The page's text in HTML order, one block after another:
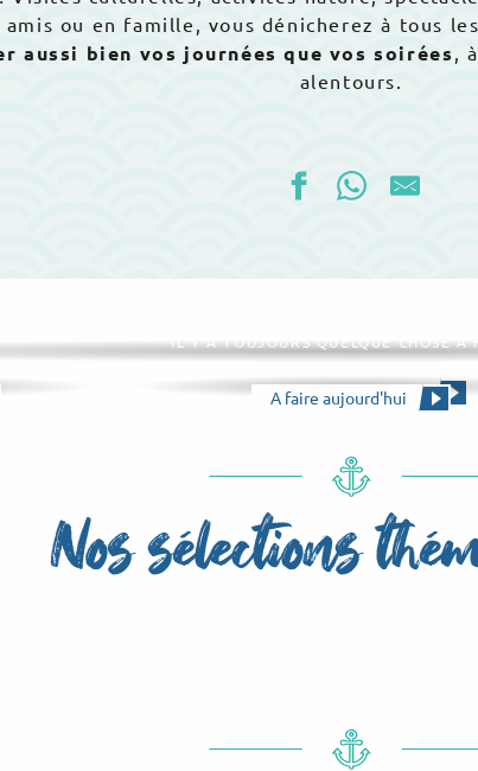
ou en famille, vous dénicherez à tous
aussi bien vos journées que vos soirées ,
alentours.
IL Y A TOUJOURS QUELQUE CHOSE À
Consulter le calendrier
A faire aujourd'hui
Nos sélections